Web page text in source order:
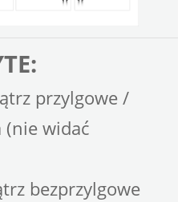
przylgowe /
widać
bezprzylgowe